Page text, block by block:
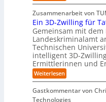
F
o
r
m
w
a
y
s
b
e
i
-
e
u
r
o
p
ä
r
u
n
g
i
e
s
a
u
b
e
r
e
D
a
e
n
p
o
t
:
S
i
n
k
e
n
d
e
E
n
z
w
e
i
t
e
s
L
e
e
Zusammenarbeit von
Ein 3D-Zwilling für
Gemeinsam mit dem
Landeskriminalamt
Technischen
intelligent 3D-
Ermittlerinnen und
Weiterlesen:
E
n
Gastkommentar von
Technologies